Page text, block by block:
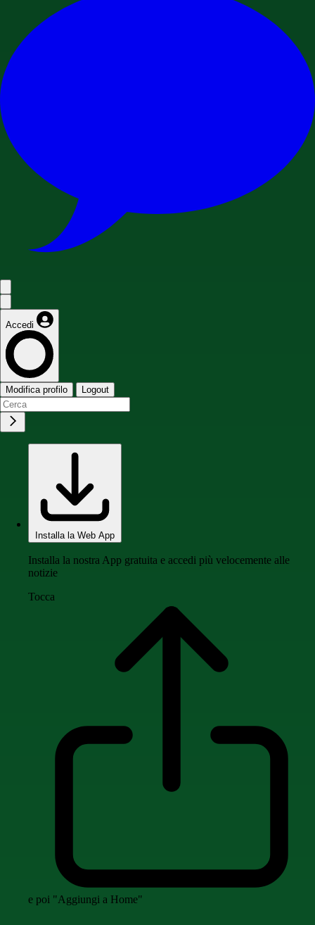
Accedi
Modifica profilo Logout
Installa la Web App
Installa la nostra App gratuita e accedi più velocemente alle
notizie
Tocca
e poi "Aggiungi a Home"